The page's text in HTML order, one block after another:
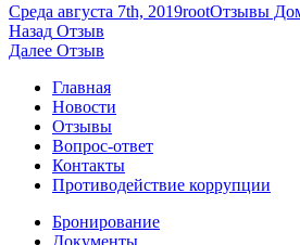
Опубликовано
Среда августа 7th, 2019Автор
rootРубрики
Отзывы
Навигация
по
записям
Назад Предыдущая
запись:
Отзыв
Далее Следующая
Отзыв
Главная
Новости
Отзывы
Вопрос-ответ
Контакты
Противодействие коррупции
Бронирование